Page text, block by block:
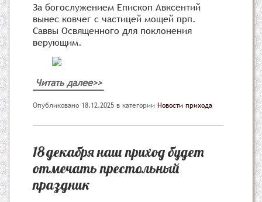
За богослужением Епископ Авксентий
вынес ковчег с частицей мощей прп.
Саввы Освященного для поклонения
верующим.
Читать далее>>
Опубликовано 18.12.2025 в категории Новости прихода
18 декабря наш приход будет
отмечать престольный
праздник